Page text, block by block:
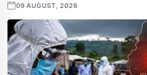
09 AUGUST, 2026